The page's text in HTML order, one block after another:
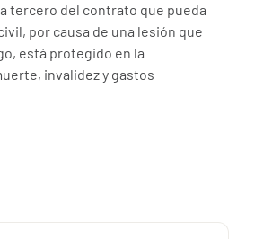
tercero del contrato que pueda
por causa de una lesión que
está protegido en la
invalidez y gastos